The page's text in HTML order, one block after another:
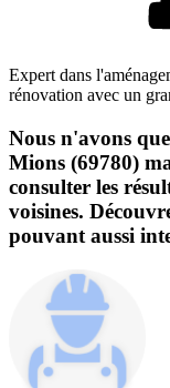
Expert dans
rénovation avec un
Nous n'avons
Mions (69780)
consulter les
voisines.
pouvant aussi